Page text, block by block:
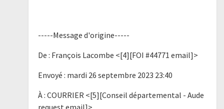
-----Message d'origine-----
De : François Lacombe <[4][FOI #44771 email]>
Envoyé : mardi 26 septembre 2023 23:40
À : COURRIER <[5][Conseil départemental - Aude
request email]>